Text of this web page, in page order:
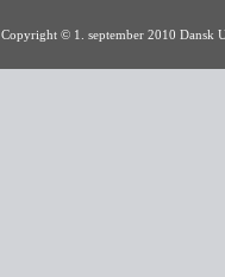
Copyright © 1. september 2010 Dansk